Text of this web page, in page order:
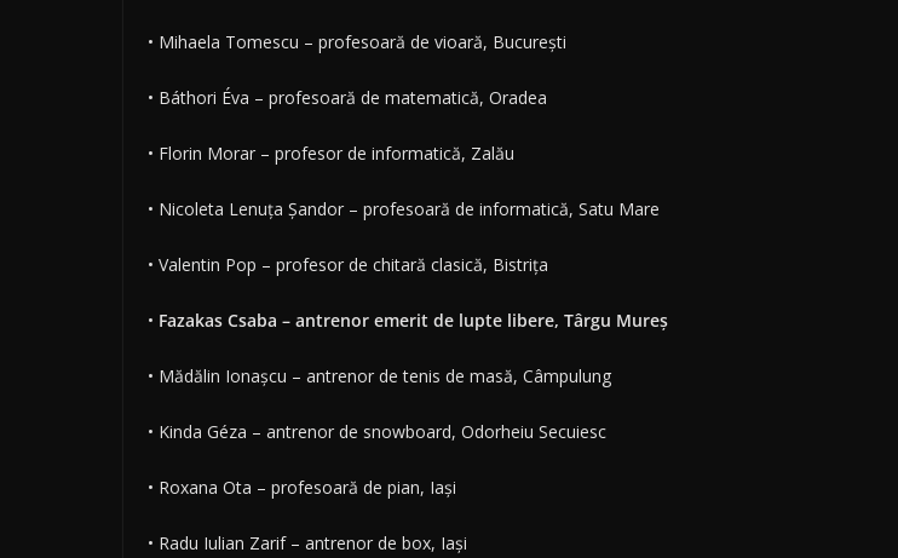
• Mihaela Tomescu – profesoară de vioară, București
• Báthori Éva – profesoară de matematică, Oradea
• Florin Morar – profesor de informatică, Zalău
• Nicoleta Lenuța Șandor – profesoară de informatică, Satu Mare
• Valentin Pop – profesor de chitară clasică, Bistrița
• Fazakas Csaba – antrenor emerit de lupte libere, Târgu Mureș
• Mădălin Ionașcu – antrenor de tenis de masă, Câmpulung
• Kinda Géza – antrenor de snowboard, Odorheiu Secuiesc
• Roxana Ota – profesoară de pian, Iași
• Radu Iulian Zarif – antrenor de box, Iași